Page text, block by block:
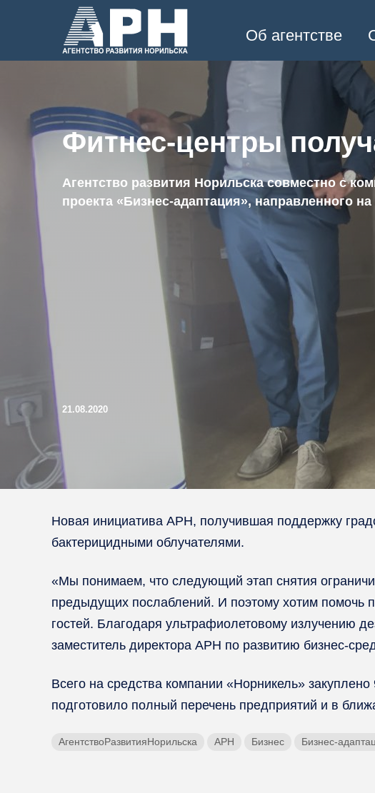
Об агентстве
Фитнес-центры
Агентство развития Норильска совместно с
проекта «Бизнес-адаптация», направленного
21.08.2020
Новая инициатива АРН, получившая поддержку
бактерицидными облучателями.
«Мы понимаем, что следующий этап снятия
предыдущих послаблений. И поэтому хотим помочь
гостей. Благодаря ультрафиолетовому излучению
заместитель директора АРН по развитию бизнес-
Всего на средства компании «Норникель»
подготовило полный перечень предприятий и в
АгентствоРазвитияНорильска АРН Бизнес Бизнес-